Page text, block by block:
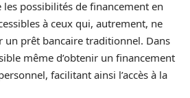
possibilités de financement en
à ceux qui, autrement, ne
un prêt bancaire traditionnel. Dans
même d’obtenir un financement
facilitant ainsi l’accès à la